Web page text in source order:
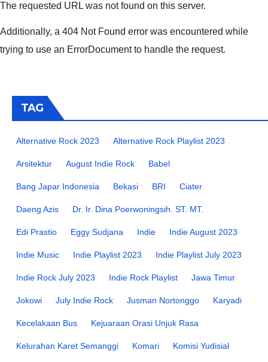
The requested URL was not found on this server.
Additionally, a 404 Not Found error was encountered while
trying to use an ErrorDocument to handle the request.
TAG
Alternative Rock 2023 Alternative Rock Playlist 2023
Arsitektur August Indie Rock Babel
Bang Japar Indonesia Bekasi BRI Ciater
Daeng Azis Dr. Ir. Dina Poerwoningsih. ST. MT.
Edi Prastio Eggy Sudjana Indie Indie August 2023
Indie Music Indie Playlist 2023 Indie Playlist July 2023
Indie Rock July 2023 Indie Rock Playlist Jawa Timur
Jokowi July Indie Rock Jusman Nortonggo Karyadi
Kecelakaan Bus Kejuaraan Orasi Unjuk Rasa
Kelurahan Karet Semanggi Komari Komisi Yudisial